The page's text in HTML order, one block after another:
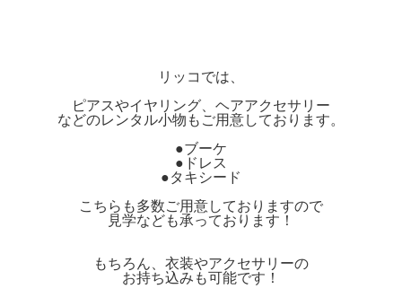
リッコでは、
ピアスやイヤリング、ヘアアクセサリー
などのレンタル小物もご用意しております。
●ブーケ
●ドレス
●タキシード
こちらも多数ご用意しておりますので
見学なども承っております！
もちろん、衣装やアクセサリーの
お持ち込みも可能です！